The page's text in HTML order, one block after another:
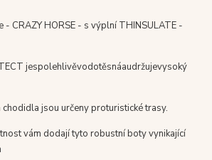
- CRAZY HORSE - s výplní THINSULATE -
jespolehlivěvodotěsnáaudržujevysoký
chodidlajsou určeny proturistické trasy.
vám dodají tyto robustní boty vynikající